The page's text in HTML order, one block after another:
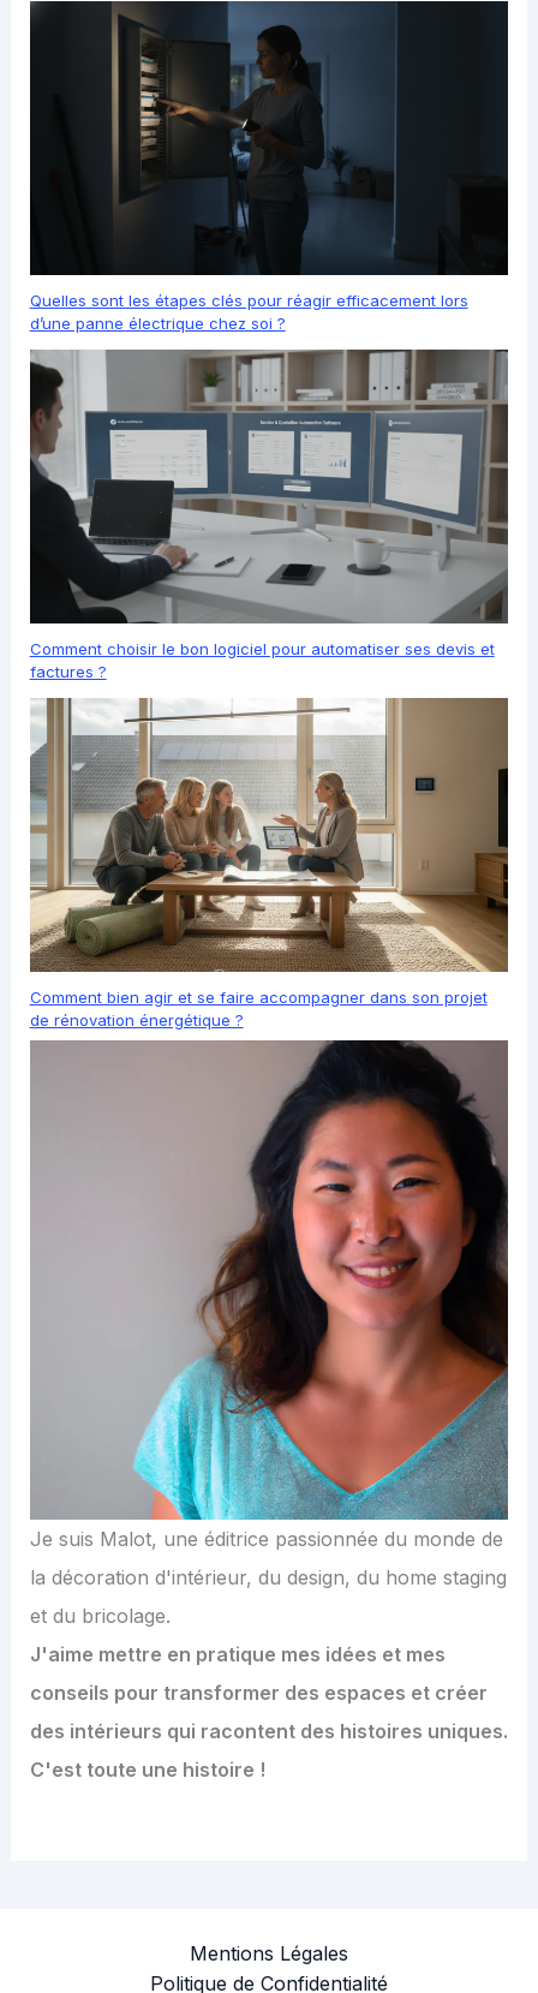
Quelles sont les étapes clés pour réagir efficacement lors
d’une panne électrique chez soi ?
Comment choisir le bon logiciel pour automatiser ses devis et
factures ?
Comment bien agir et se faire accompagner dans son projet
de rénovation énergétique ?
Je suis Malot, une éditrice passionnée du monde de
la décoration d'intérieur, du design, du home staging
et du bricolage.
J'aime mettre en pratique mes idées et mes
conseils pour transformer des espaces et créer
des intérieurs qui racontent des histoires uniques.
C'est toute une histoire !
Mentions Légales
Politique de Confidentialité